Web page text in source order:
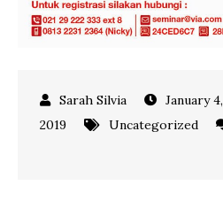
January 4,
2019
Uncategorized